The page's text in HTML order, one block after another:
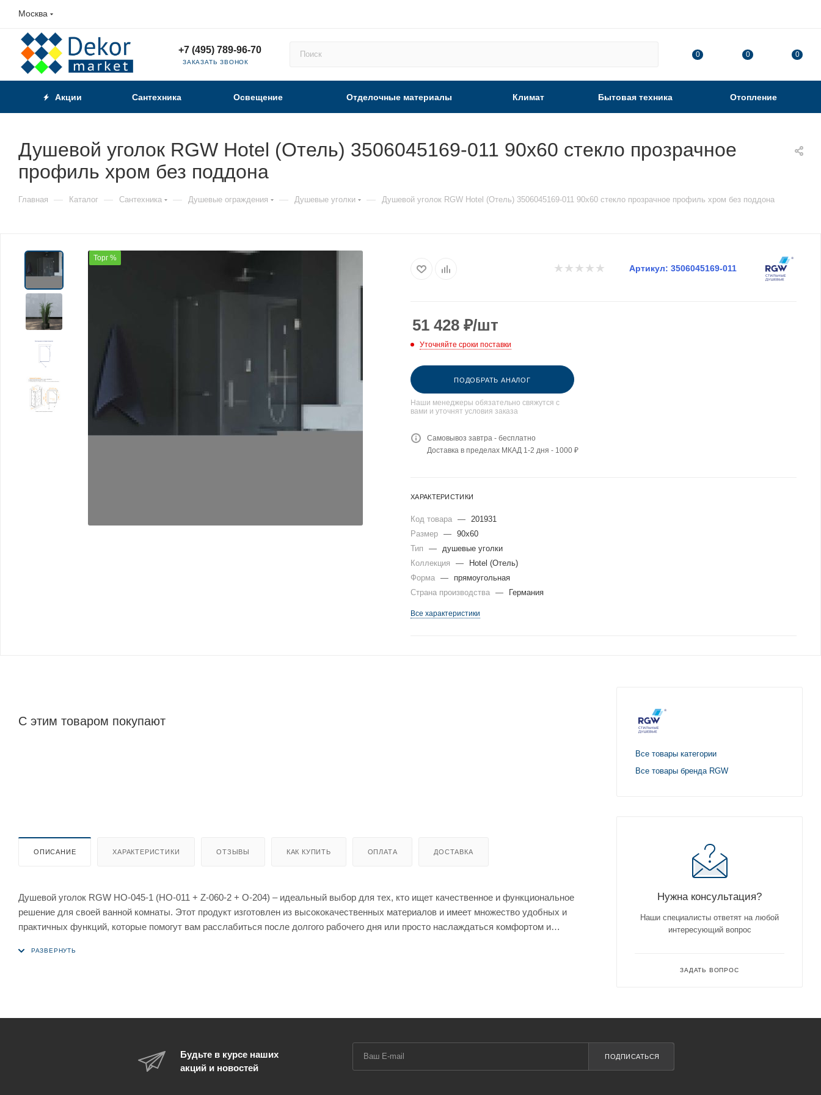
Москва
+7 (495) 789-96-70
ЗАКАЗАТЬ ЗВОНОК
0 0 0
Акции Сантехника Освещение Отделочные материалы Климат Бытовая техника Отопление
Душевой уголок RGW Hotel (Отель) 3506045169-011 90х60 стекло прозрачное
профиль хром без поддона
Главная — Каталог — Сантехника — Душевые ограждения — Душевые уголки — Душевой уголок RGW Hotel (Отель) 3506045169-011 90х60 стекло прозрачное профиль хром без поддона
Торг %
Артикул: 3506045169-011
51 428 ₽/шт
Уточняйте сроки поставки
ПОДОБРАТЬ АНАЛОГ
Наши менеджеры обязательно свяжутся с
вами и уточнят условия заказа
Самовывоз завтра - бесплатно
Доставка в пределах МКАД 1-2 дня - 1000 ₽
ХАРАКТЕРИСТИКИ
Код товара — 201931
Размер — 90x60
Тип
— душевые уголки
Коллекция
—
Hotel (Отель)
Форма —
прямоугольная
Страна производства — Германия
Все характеристики
С этим товаром покупают
ОПИСАНИЕ ХАРАКТЕРИСТИКИ ОТЗЫВЫ КАК КУПИТЬ ОПЛАТА ДОСТАВКА
Душевой уголок RGW HO-045-1 (HO-011 + Z-060-2 + O-204) – идеальный выбор для тех, кто ищет качественное и функциональное
решение для своей ванной комнаты. Этот продукт изготовлен из высококачественных материалов и имеет множество удобных и
практичных функций, которые помогут вам расслабиться после долгого рабочего дня или просто наслаждаться комфортом и
Перед покупкой душевого уголка RGW HO-045-1 (HO-011 + Z-060-2 + O-204) стоит узнать несколько ключевых характеристик этого
Водонепроницаемые стальные петли обеспечивают надежную фиксацию и облегчают монтаж уголка, а высота душевого угла 1950 мм
позволяет использовать его даже для высоких людей. 2-й класс герметичности делает конструкцию максимально защищенной от
Все товары категории
Все товары бренда RGW
Нужна консультация?
Наши специалисты ответят на любой
интересующий вопрос
ЗАДАТЬ ВОПРОС
Будьте в курсе наших
акций и новостей
ПОДПИСАТЬСЯ